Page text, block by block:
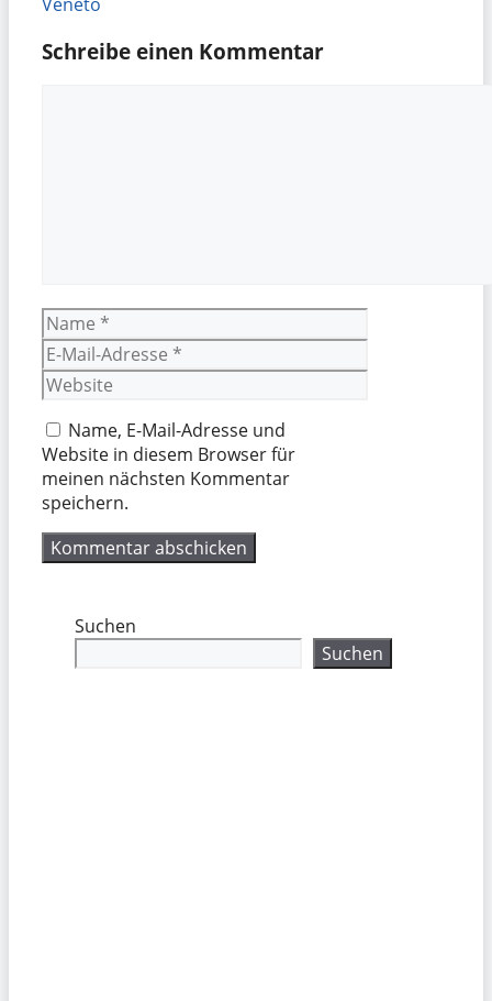
Schreibe einen Kommentar
Name
E-
Mail-
Adresse
Website
Name, E-Mail-Adresse und
Website in diesem Browser für
meinen nächsten Kommentar
speichern.
Suchen
Suchen